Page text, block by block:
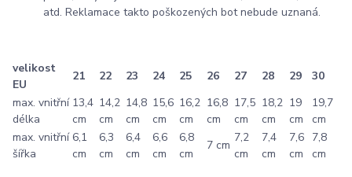
atd. Reklamace takto poškozených bot nebude uznaná.
velikost
EU
21 22 23 24 25 26 27 28 29
30
max. vnitřní
délka
13,4
cm
14,2
cm
14,8
cm
15,6
cm
16,2
cm
16,8
cm
17,5
cm
18,2
cm
19
cm
19,7
cm
max. vnitřní
šířka
6,1
cm
6,3
cm
6,4
cm
6,6
cm
6,8
cm
7 cm
7,2
cm
7,4
cm
7,6
cm
7,8
cm